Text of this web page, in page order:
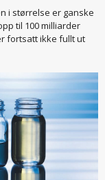
i størrelse er ganske
til 100 milliarder
fortsatt ikke fullt ut